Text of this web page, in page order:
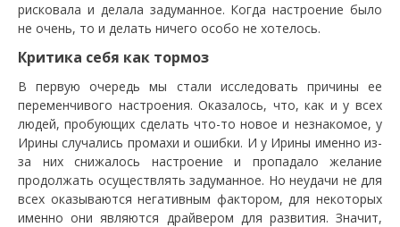
рисковала и делала задуманное. Когда настроение было
не очень, то и делать ничего особо не хотелось.
Критика себя как тормоз
В первую очередь мы стали исследовать причины ее
переменчивого настроения. Оказалось, что, как и у всех
людей, пробующих сделать что-то новое и незнакомое, у
Ирины случались промахи и ошибки. И у Ирины именно из-
за них снижалось настроение и пропадало желание
продолжать осуществлять задуманное. Но неудачи не для
всех оказываются негативным фактором, для некоторых
именно они являются драйвером для развития. Значит,